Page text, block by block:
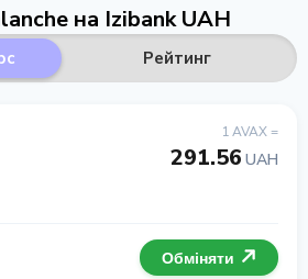
на Izibank UAH
Рейтинг
1 AVAX =
291.56 UAH
Обміняти